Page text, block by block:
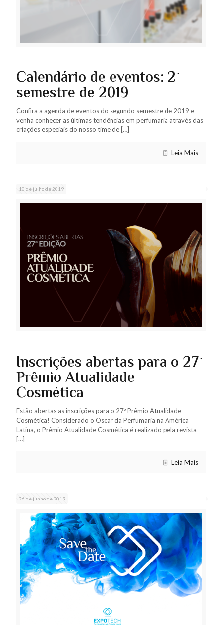
Calendário de eventos: 2º
semestre de 2019
Confira a agenda de eventos do segundo semestre de 2019 e
venha conhecer as últimas tendências em perfumaria através das
criações especiais do nosso time de[…]
Leia Mais
10 de julho de 2019
Inscrições abertas para o 27º
Prêmio Atualidade
Cosmética
Estão abertas as inscrições para o 27º Prêmio Atualidade
Cosmética! Considerado o Oscar da Perfumaria na América
Latina, o Prêmio Atualidade Cosmética é realizado pela revista
[…]
Leia Mais
26 de junho de 2019